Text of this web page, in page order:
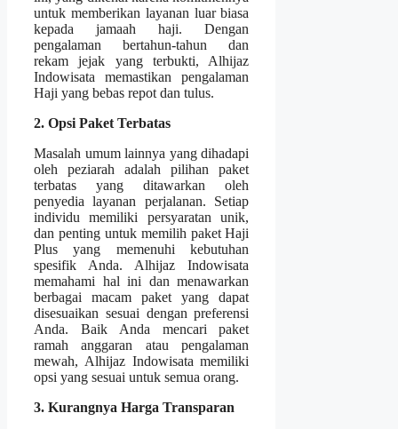
untuk memberikan layanan luar biasa
kepada jamaah haji. Dengan
pengalaman bertahun-tahun dan
rekam jejak yang terbukti, Alhijaz
Indowisata memastikan pengalaman
Haji yang bebas repot dan tulus.
2. Opsi Paket Terbatas
Masalah umum lainnya yang dihadapi
oleh peziarah adalah pilihan paket
terbatas yang ditawarkan oleh
penyedia layanan perjalanan. Setiap
individu memiliki persyaratan unik,
dan penting untuk memilih paket Haji
Plus yang memenuhi kebutuhan
spesifik Anda. Alhijaz Indowisata
memahami hal ini dan menawarkan
berbagai macam paket yang dapat
disesuaikan sesuai dengan preferensi
Anda. Baik Anda mencari paket
ramah anggaran atau pengalaman
mewah, Alhijaz Indowisata memiliki
opsi yang sesuai untuk semua orang.
3. Kurangnya Harga Transparan